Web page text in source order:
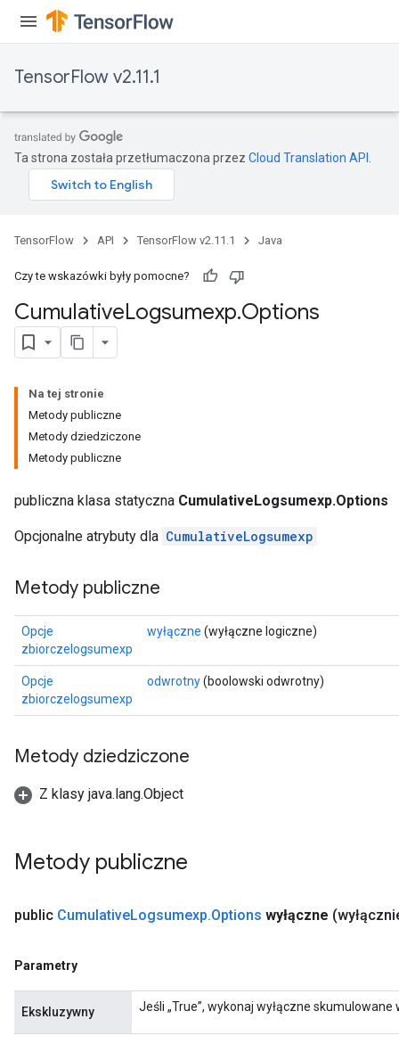
TensorFlow v2.11.1
Ta strona została przetłumaczona przez Cloud Translation API
TensorFlow API TensorFlow v2.11.1 Java
Czy te wskazówki były pomocne?
CumulativeLogsumexp.Options
Na tej stronie
Metody publiczne
Metody dziedziczone
Metody publiczne
publiczna klasa statyczna CumulativeLogsumexp.Options
Opcjonalne atrybuty dla CumulativeLogsumexp
Metody publiczne
Opcje
zbiorczelogsumexp
wyłączne (wyłączne logiczne)
Opcje
zbiorczelogsumexp
odwrotny(boolowski odwrotny)
Metody dziedziczone
Z klasy java.lang.Object
Metody publiczne
public CumulativeLogsumexp.Options wyłączne
Parametry
Ekskluzywny Jeśli „True”, wykonaj wyłączne